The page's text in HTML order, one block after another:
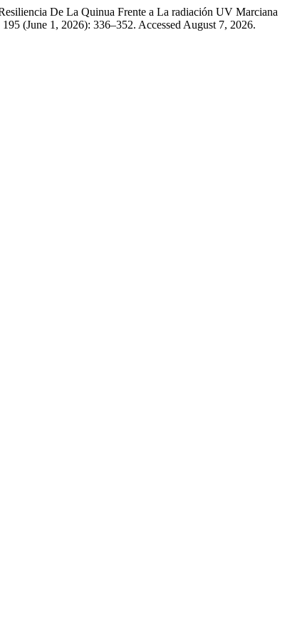
De La Quinua Frente a La radiación UV Marciana
195 (June 1, 2026): 336–352. Accessed August 7, 2026.